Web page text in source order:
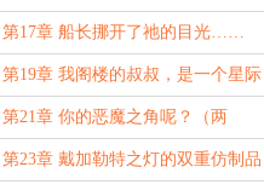
3/6）
第17章 船长挪开了祂的目光……
（一更！）
第19章 我阁楼的叔叔，是一个星际
战士……（三更！（月票加更5/7）
第21章 你的恶魔之角呢？（两
更！）
第23章 戴加勒特之灯的双重仿制品